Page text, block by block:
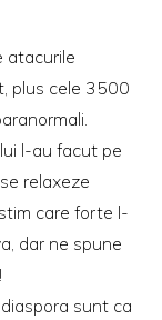
atacurile
plus cele 3500
l-au facut pe
relaxeze
care forte l-
dar ne spune
sunt ca